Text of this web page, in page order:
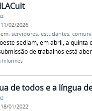
11/02/2026
servidores, estudantes,
sediam, em abril, a
de trabalhos está
Informes
de todos e a língua
18/01/2022